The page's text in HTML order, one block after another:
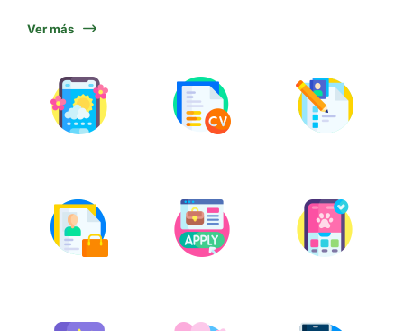
Ver más